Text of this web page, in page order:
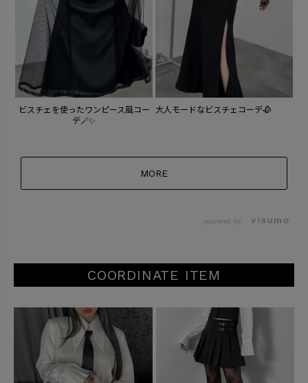
ビスチェを使ったワンピース風コー
デ🪄✨
大人モードなビスチェコーデ🥀
MORE
powered by
COORDINATE ITEM